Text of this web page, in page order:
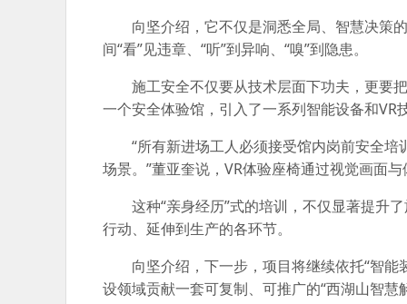
向坚介绍，它不仅是洞悉全局、智慧决策
间“看”见违章、“听”到异响、“嗅”到隐患。
施工安全不仅要从技术层面下功夫，更要
一个安全体验馆，引入了一系列智能设备和
“所有新进场工人必须接受馆内岗前安全
场景。”董亚奎说，VR体验座椅通过视觉画面
这种“亲身经历”式的培训，不仅显著提升
行动、延伸到生产的各环节。
向坚介绍，下一步，项目将继续依托“智
设领域贡献一套可复制、可推广的“西湖山智慧